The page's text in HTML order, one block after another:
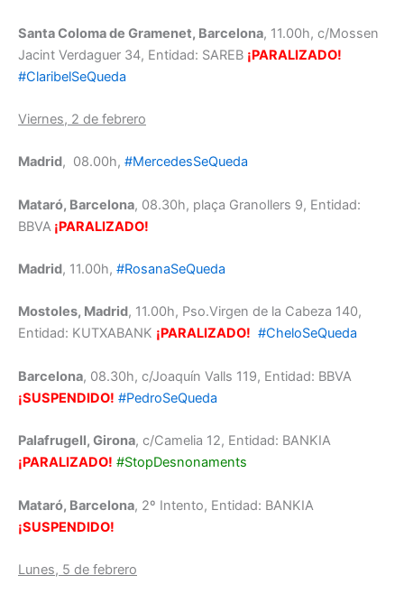
Santa Coloma de Gramenet, Barcelona, 11.00h, c/Mossen
Jacint Verdaguer 34, Entidad: SAREB ¡PARALIZADO!
#ClaribelSeQueda
Viernes, 2 de febrero
Madrid, 08.00h, #MercedesSeQueda
Mataró, Barcelona, 08.30h, plaça Granollers 9, Entidad:
BBVA ¡PARALIZADO!
Madrid, 11.00h, #RosanaSeQueda
Mostoles, Madrid, 11.00h, Pso.Virgen de la Cabeza 140,
Entidad: KUTXABANK ¡PARALIZADO! #CheloSeQueda
Barcelona, 08.30h, c/Joaquín Valls 119, Entidad: BBVA
¡SUSPENDIDO! #PedroSeQueda
Palafrugell, Girona, c/Camelia 12, Entidad: BANKIA
¡PARALIZADO! #StopDesnonaments
Mataró, Barcelona, 2º Intento, Entidad: BANKIA
¡SUSPENDIDO!
Lunes, 5 de febrero